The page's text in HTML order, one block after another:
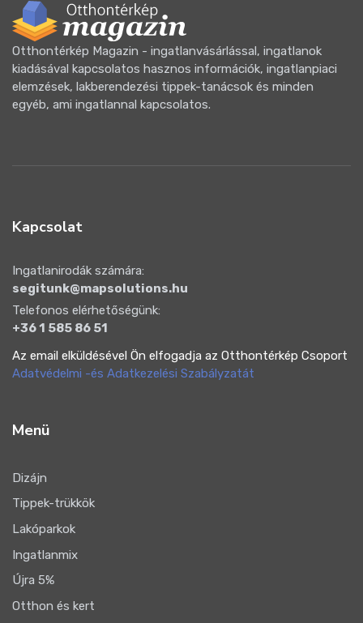
Otthontérkép Magazin - ingatlanvásárlással, ingatlanok
kiadásával kapcsolatos hasznos információk, ingatlanpiaci
elemzések, lakberendezési tippek-tanácsok és minden
egyéb, ami ingatlannal kapcsolatos.
Kapcsolat
Ingatlanirodák számára:
segitunk@mapsolutions.hu
Telefonos elérhetőségünk:
+36 1 585 86 51
Az email elküldésével Ön elfogadja az Otthontérkép Csoport
Adatvédelmi -és Adatkezelési Szabályzatát
Menü
Dizájn
Tippek-trükkök
Lakóparkok
Ingatlanmix
Újra 5%
Otthon és kert